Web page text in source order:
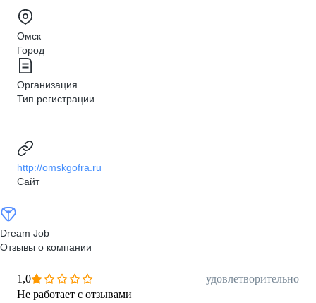
Омск
Город
Организация
Тип регистрации
http://omskgofra.ru
Сайт
Dream Job
Отзывы о компании
1,0
удовлетворительно
Не работает с отзывами